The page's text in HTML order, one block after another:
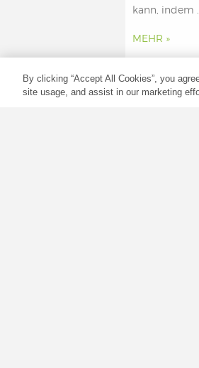
kann, indem
MEHR »
By clicking “Accept All Cookies”, you
site usage, and assist in our marketing